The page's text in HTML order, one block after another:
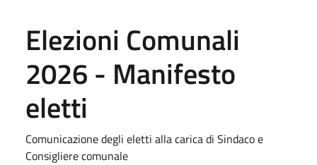
Elezioni Comunali
2026 - Manifesto
eletti
Comunicazione degli eletti alla carica di Sindaco e
Consigliere comunale